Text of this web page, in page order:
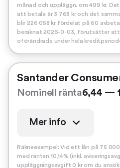
månad och uppläggn. om 499 kr.
att betala är 3 768 kr och det
blir 226 058 kr fördelat på 60
beräknat 2026-0-03, förutsätter
oförändrade under hela
Santander
Nominell ränta6,44 —
Mer info
Räkneexempel: Vid ett lån på 75
med räntan 10,14% (inkl.
uppläggningsavgift 0 kr om du